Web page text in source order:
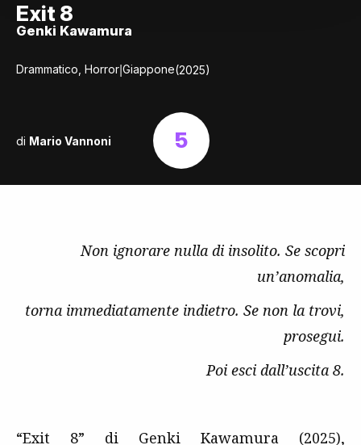
Exit 8
Genki Kawamura
Drammatico, Horror|Giappone(2025)
di Mario Vannoni 5
Non ignorare nulla di insolito. Se scopri
un’anomalia,
torna immediatamente indietro. Se non la trovi,
prosegui.
Poi esci dall’uscita 8.
“Exit 8” di Genki Kawamura (2025),